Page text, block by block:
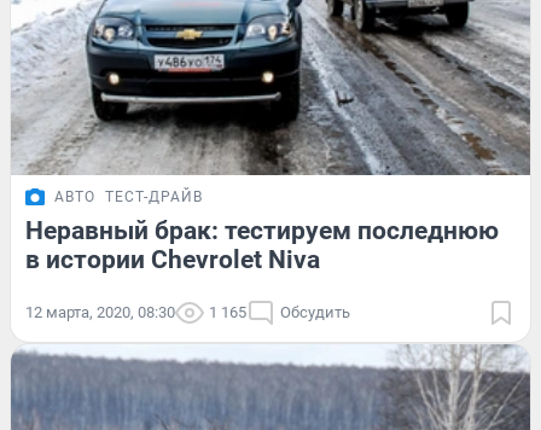
АВТО ТЕСТ-ДРАЙВ
Неравный брак: тестируем последнюю
в истории Chevrolet Niva
12 марта, 2020, 08:30 1 165 Обсудить